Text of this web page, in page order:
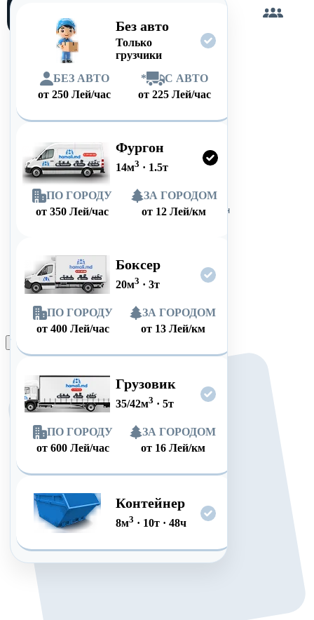
Без авто
Только
грузчики
БЕЗ АВТО
от250 Лей/час
*
С АВТО
от 225 Лей/час
Фургон
14м3 · 1.5т
ПО ГОРОДУ
от 350 Лей/час
ЗА ГОРОДОМ
от 12 Лей/км
Боксер
20м3 · 3т
ПО ГОРОДУ
от 400 Лей/час
ЗА ГОРОДОМ
от 13 Лей/км
Грузовик
35/42м3 · 5т
ПО ГОРОДУ
от 600 Лей/час
ЗА ГОРОДОМ
от 16 Лей/км
Контейнер
8м3 · 10т· 48ч
Оформить заказ